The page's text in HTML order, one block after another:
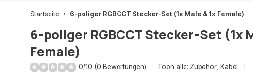
Startseite 6-poliger RGBCCT Stecker-Set (1x Male & 1x Female)
6-poliger RGBCCT Stecker-Set (1x
Female)
0/10 (0 Bewertungen) Toon alle: Zubehör, Kabel